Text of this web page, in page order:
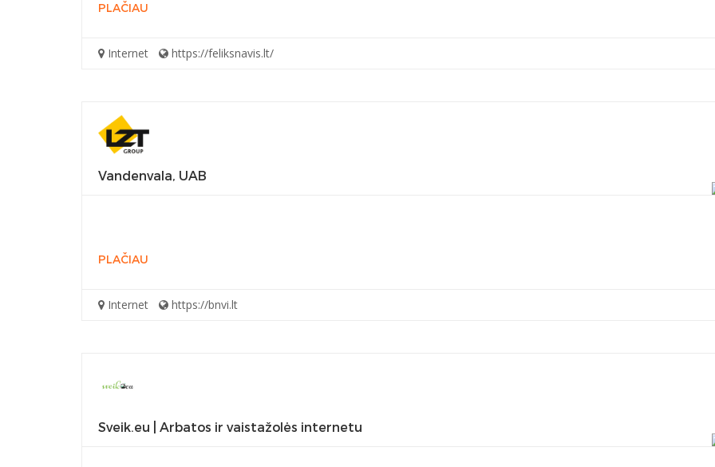
PLAČIAU
Internet https://feliksnavis.lt/
Vandenvala, UAB
PLAČIAU
Internet https://bnvi.lt
Sveik.eu | Arbatos ir vaistažolės internetu